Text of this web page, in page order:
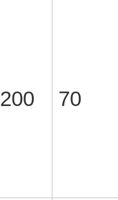
200 70